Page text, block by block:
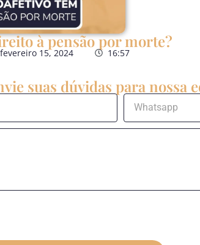
à pensão por morte?
fevereiro 15, 2024 16:57
suas dúvidas para nossa